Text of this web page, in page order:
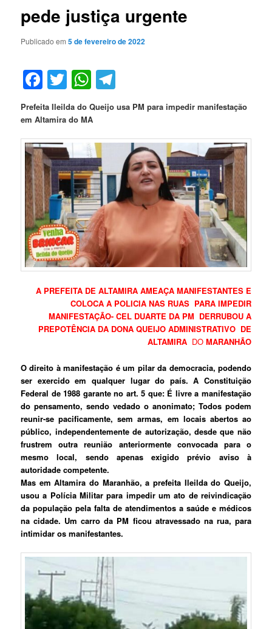
pede justiça urgente
Publicado em5 de fevereiro de 2022
Facebook
TwitterWhatsApp
Prefeita Ileilda do Queijo usa PM para impedir manifestação
em Altamira do MA
A PREFEITA DE ALTAMIRA AMEAÇA MANIFESTANTES E
COLOCA A POLICIA NAS RUAS PARA IMPEDIR
MANIFESTAÇÃO- CEL DUARTE DA PM DERRUBOU A
PREPOTÊNCIA DA DONA QUEIJO ADMINISTRATIVO DE
ALTAMIRA DOMARANHÃO
O direito à manifestação é um pilar da democracia, podendo
ser exercido em qualquer lugar do país. A Constituição
Federal de 1988 garante no art. 5 que: É livre a manifestação
do pensamento, sendo vedado o anonimato; Todos podem
reunir-se pacificamente, sem armas, em locais abertos ao
público, independentemente de autorização, desde que não
frustrem outra reunião anteriormente convocada para o
mesmo local, sendo apenas exigido prévio aviso à
autoridade competente.
Mas em Altamira do Maranhão, a prefeita Ileilda do Queijo,
usou a Polícia Militar para impedir um ato de reivindicação
da população pela falta de atendimentos a saúde e médicos
na cidade. Um carro da PM ficou atravessado na rua, para
intimidar os manifestantes.